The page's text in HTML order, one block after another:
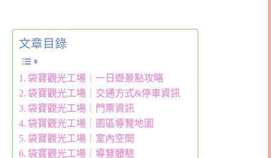
文章目錄
袋寶觀光工場｜一日遊景點攻略
袋寶觀光工場｜交通方式&停車資訊
袋寶觀光工場｜門票資訊
袋寶觀光工場｜園區導覽地圖
袋寶觀光工場｜室內空間
袋寶觀光工場｜導覽體驗